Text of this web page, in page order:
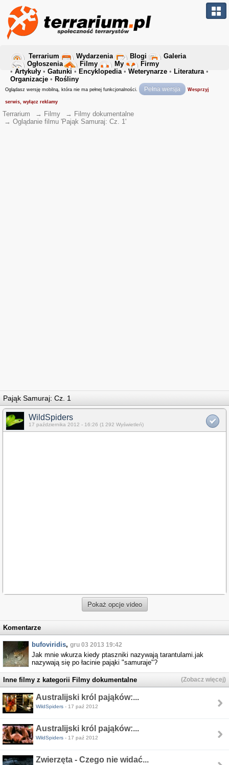
Terrarium Wydarzenia Blogi
Galeria
Ogłoszenia
Filmy My
Firmy
• Artykuły • Gatunki • Encyklopedia• Weterynarze • Literatura•
Organizacje • Rośliny
Oglądasz wersję mobilną, która nie ma pełnej funkcjonalności. Pełna wersja Wesprzyj
serwis, wyłącz reklamy
Terrarium → Filmy → Filmy dokumentalne
→ Oglądanie filmu 'Pająk Samuraj: Cz. 1'
Pająk Samuraj: Cz. 1
WildSpiders
17 października 2012 - 16:26 (1 292 Wyświetleń)
Pokaż opcje video
Komentarze
bufoviridis, gru 03 2013 19:42
Jak mnie wkurza kiedy ptaszniki nazywają tarantulami.jak
nazywają się po łacinie pająki "samuraje"?
Inne filmy z kategorii Filmy dokumentalne (Zobacz więcej)
Australijski król pająków:...
WildSpiders - 17 paź 2012
Australijski król pająków:...
WildSpiders - 17 paź 2012
Zwierzęta - Czego nie widać...